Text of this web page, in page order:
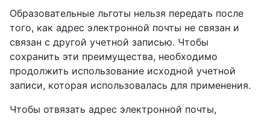
Образовательные льготы нельзя передать после
того, как адрес электронной почты не связан и
связан с другой учетной записью. Чтобы
сохранить эти преимущества, необходимо
продолжить использование исходной учетной
записи, которая использовалась для применения.
Чтобы отвязать адрес электронной почты,